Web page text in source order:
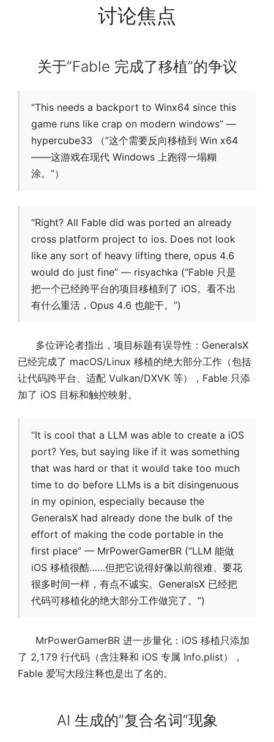
讨论焦点
关于”Fable 完成了移植”的争议
“This needs a backport to Winx64 since this
game runs like crap on modern windows” —
hypercube33 （”这个需要反向移植到 Win x64
——这游戏在现代 Windows 上跑得一塌糊
涂。”）
“Right? All Fable did was ported an already
cross platform project to ios. Does not look
like any sort of heavy lifting there, opus 4.6
would do just fine” — risyachka (“Fable 只是
把一个已经跨平台的项目移植到了 iOS。看不出
有什么重活，Opus 4.6 也能干。”)
多位评论者指出，项目标题有误导性：GeneralsX
已经完成了 macOS/Linux 移植的绝大部分工作（包括
让代码跨平台、适配 Vulkan/DXVK 等），Fable 只添
加了 iOS 目标和触控映射。
“It is cool that a LLM was able to create a iOS
port? Yes, but saying like if it was something
that was hard or that it would take too much
time to do before LLMs is a bit disingenuous
in my opinion, especially because the
GeneralsX had already done the bulk of the
effort of making the code portable in the
first place” — MrPowerGamerBR (“LLM 能做
iOS 移植很酷……但把它说得好像以前很难、要花
很多时间一样，有点不诚实。GeneralsX 已经把
代码可移植化的绝大部分工作做完了。”)
MrPowerGamerBR 进一步量化：iOS 移植只添加
了 2,179 行代码（含注释和 iOS 专属 Info.plist），
Fable 爱写大段注释也是出了名的。
AI 生成的”复合名词”现象